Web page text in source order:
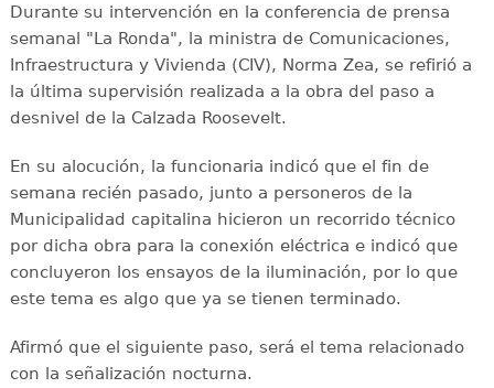
Durante su intervención en la conferencia de prensa
semanal "La Ronda", la ministra de Comunicaciones,
Infraestructura y Vivienda (CIV), Norma Zea, se refirió a
la última supervisión realizada a la obra del paso a
desnivel de la Calzada Roosevelt.
En su alocución, la funcionaria indicó que el fin de
semana recién pasado, junto a personeros de la
Municipalidad capitalina hicieron un recorrido técnico
por dicha obra para la conexión eléctrica e indicó que
concluyeron los ensayos de la iluminación, por lo que
este tema es algo que ya se tienen terminado.
Afirmó que el siguiente paso, será el tema relacionado
con la señalización nocturna.